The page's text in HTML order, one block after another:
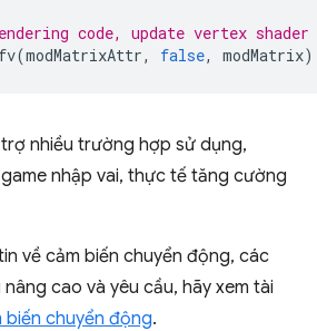
code, update vertex
(modMatrixAttr, false, modMatrix
nhiều trường hợp sử dụng,
nhập vai, thực tế tăng cường
về cảm biến chuyển động, các
cao và yêu cầu, hãy xem tài
biến chuyển động.